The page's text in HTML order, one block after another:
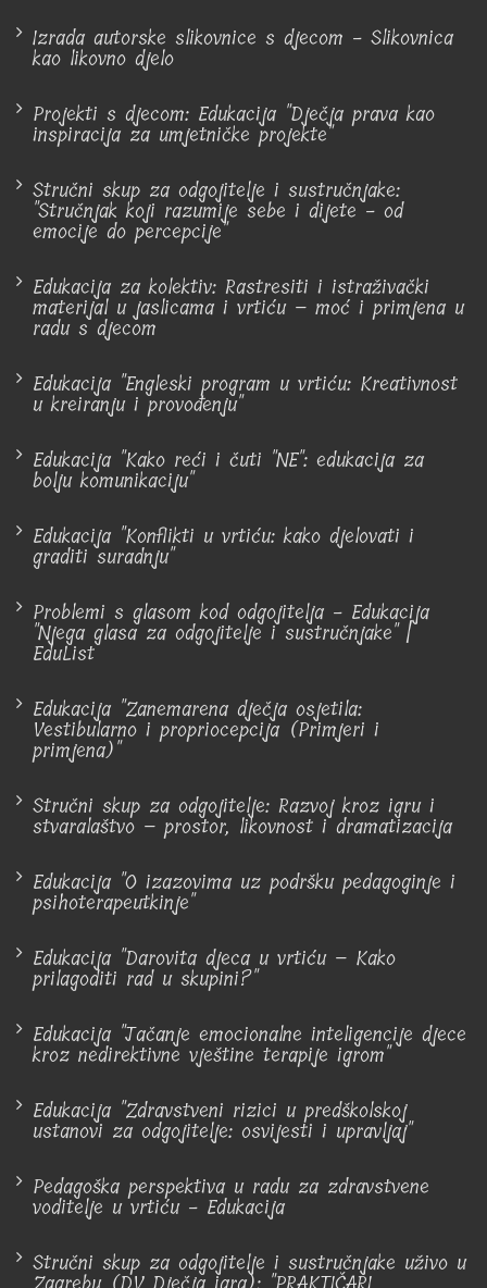
Izrada autorske slikovnice s djecom - Slikovnica
kao likovno djelo
Projekti s djecom: Edukacija "Dječja prava kao
inspiracija za umjetničke projekte"
Stručni skup za odgojitelje i sustručnjake:
"Stručnjak koji razumije sebe i dijete - od
emocije do percepcije"
Edukacija za kolektiv: Rastresiti i istraživački
materijal u jaslicama i vrtiću – moć i primjena u
radu s djecom
Edukacija "Engleski program u vrtiću: Kreativnost
u kreiranju i provođenju"
Edukacija "Kako reći i čuti "NE": edukacija za
bolju komunikaciju"
Edukacija "Konflikti u vrtiću: kako djelovati i
graditi suradnju"
Problemi s glasom kod odgojitelja - Edukacija
"Njega glasa za odgojitelje i sustručnjake" |
EduList
Edukacija "Zanemarena dječja osjetila:
Vestibularno i propriocepcija (Primjeri i
primjena)"
Stručni skup za odgojitelje: Razvoj kroz igru i
stvaralaštvo – prostor, likovnost i dramatizacija
Edukacija "O izazovima uz podršku pedagoginje i
psihoterapeutkinje"
Edukacija "Darovita djeca u vrtiću – Kako
prilagoditi rad u skupini?"
Edukacija "Jačanje emocionalne inteligencije djece
kroz nedirektivne vještine terapije igrom"
Edukacija "Zdravstveni rizici u predškolskoj
ustanovi za odgojitelje: osvijesti i upravljaj"
Pedagoška perspektiva u radu za zdravstvene
voditelje u vrtiću - Edukacija
Stručni skup za odgojitelje i sustručnjake uživo u